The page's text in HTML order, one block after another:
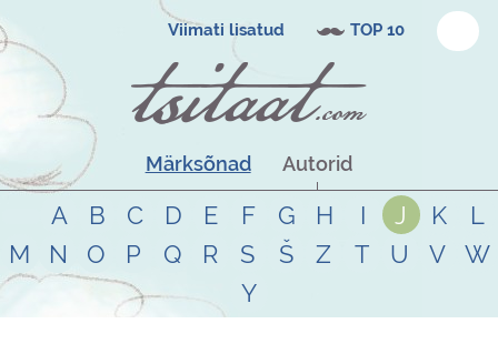
Viimati lisatud TOP 10
Märksõnad Autorid
A B C D E F G H I J K
L
M
N O P Q R S Š Z T U V
W
Y